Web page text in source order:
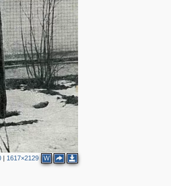
| 1617×2129 W